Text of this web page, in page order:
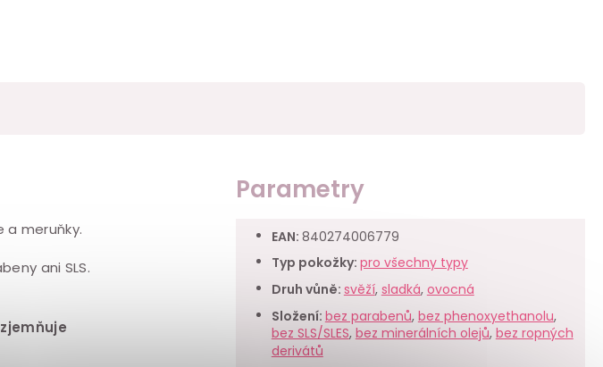
a meruňky.
ani SLS.
Parametry
EAN: 840274006779
Typ pokožky: pro všechny typy
Druh vůně: svěží, sladká, ovocná
Složení: bez parabenů, bez phenoxyethanolu,
bez SLS/SLES, bez minerálních olejů, bez ropných
derivátů